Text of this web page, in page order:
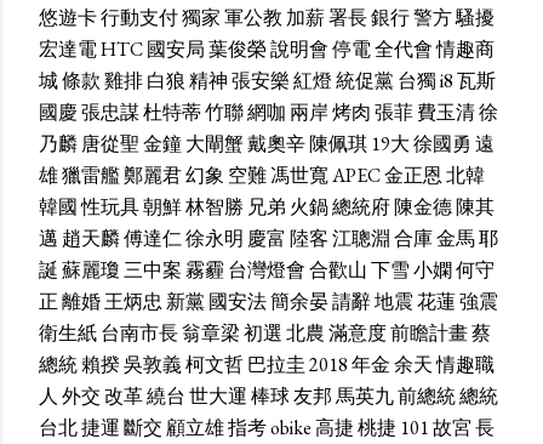
悠遊卡行動支付獨家軍公教 加薪署長銀行警方騷擾
宏達電HTC國安局葉俊榮說明會停電全代會情趣商
城條款雞排白狼精神張安樂紅燈統促黨台獨i8瓦斯
國慶張忠謀杜特蒂竹聯網咖 兩岸烤肉張菲費玉清徐
乃麟唐從聖金鐘大閘蟹戴奧辛陳佩琪 19大徐國勇 遠
雄獵雷艦鄭麗君幻象 空難馮世寬APEC金正恩北韓
韓國性玩具朝鮮林智勝 兄弟 火鍋總統府陳金德陳其
邁 趙天麟傅達仁徐永明 慶富 陸客江聰淵合庫金馬耶
誕蘇麗瓊三中案霧霾 台灣燈會合歡山下雪小嫻何守
正離婚王炳忠 新黨國安法簡余晏請辭地震花蓮強震
衛生紙台南市長翁章梁初選北農滿意度前瞻計畫蔡
總統賴揆吳敦義柯文哲巴拉圭2018年金余天情趣職
人 外交改革繞台 世大運棒球友邦馬英九前總統總統
台北捷運斷交 顧立雄指考obike高捷桃捷 101故宮長